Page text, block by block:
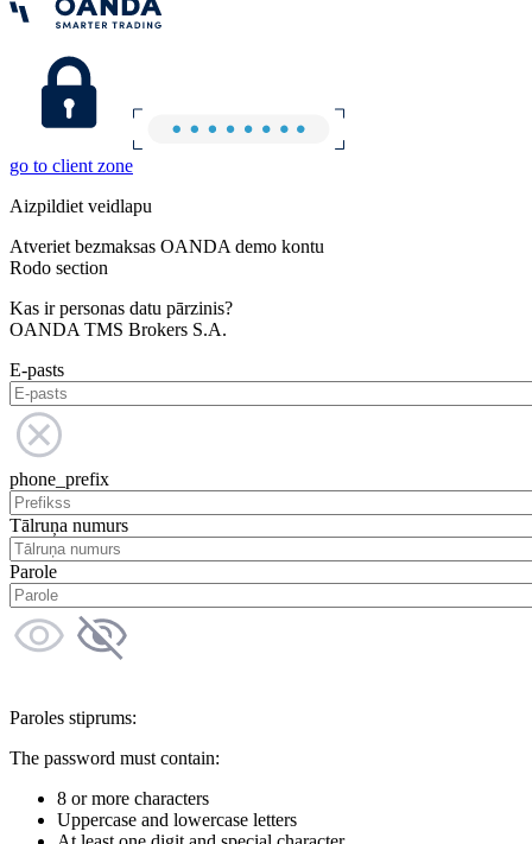
go to client zone
Aizpildiet veidlapu
Atveriet bezmaksas OANDA demo kontu
Rodo section
Kas ir personas datu pārzinis?
OANDA TMS Brokers S.A.
E-pasts
phone_prefix
Tālruņa numurs
Parole
Paroles stiprums:
The password must contain:
8 or more characters
Uppercase and lowercase letters